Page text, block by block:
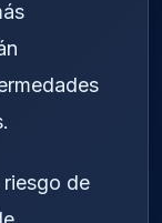
de